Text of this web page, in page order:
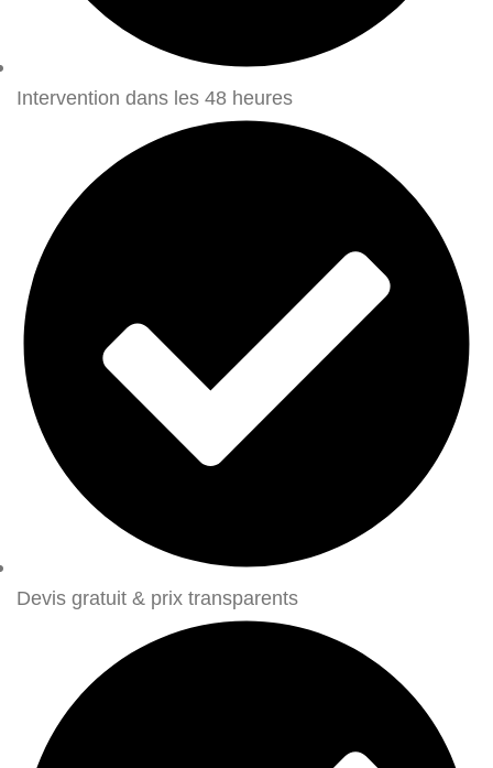
Intervention dans les 48 heures
Devis gratuit & prix transparents